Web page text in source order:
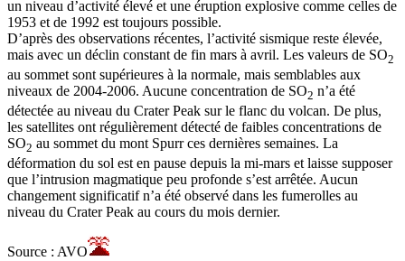
un niveau d’activité élevé et une éruption explosive comme celles de
1953 et de 1992 est toujours possible.
D’après des observations récentes, l’activité sismique reste élevée,
mais avec un déclin constant de fin mars à avril. Les valeurs de SO2
au sommet sont supérieures à la normale, mais semblables aux
niveaux de 2004-2006. Aucune concentration de SO2 n’a été
détectée au niveau du Crater Peak sur le flanc du volcan. De plus,
les satellites ont régulièrement détecté de faibles concentrations de
SO2 au sommet du mont Spurr ces dernières semaines. La
déformation du sol est en pause depuis la mi-mars et laisse supposer
que l’intrusion magmatique peu profonde s’est arrêtée. Aucun
changement significatif n’a été observé dans les fumerolles au
niveau du Crater Peak au cours du mois dernier.
Source : AVO